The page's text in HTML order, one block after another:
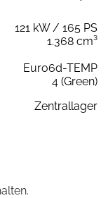
121 kW / 165 PS
1.368 cm³
Euro6d-TEMP
4 (Green)
Zentrallager